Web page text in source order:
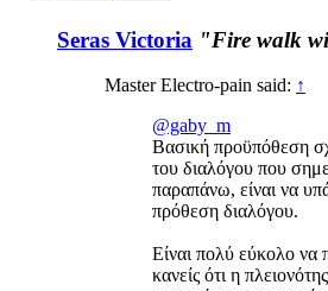
Seras Victoria "Fire walk
Master Electro-pain said: ↑
@gaby_m
Βασική προϋπόθεση
του διαλόγου που
παραπάνω, είναι να
πρόθεση διαλόγου.
Είναι πολύ εύκολο να
κανείς ότι η